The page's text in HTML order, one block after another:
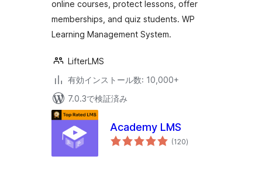
online courses, protect lessons, offer
memberships, and quiz students. WP
Learning Management System.
LifterLMS
有効インストール数: 10,000+
7.0.3で検証済み
Academy LMS
(120個
の)